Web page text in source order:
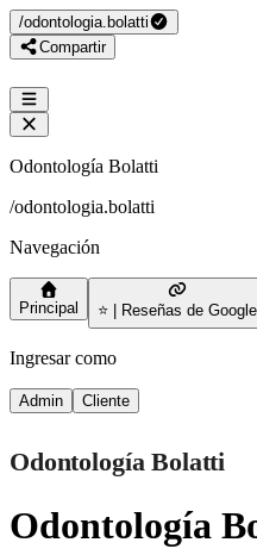
/odontologia.bolatti
Compartir
Odontología Bolatti
/odontologia.bolatti
Navegación
Principal ⭐ | Reseñas de Google
Ingresar como
Admin Cliente
Odontología Bolatti
Odontología